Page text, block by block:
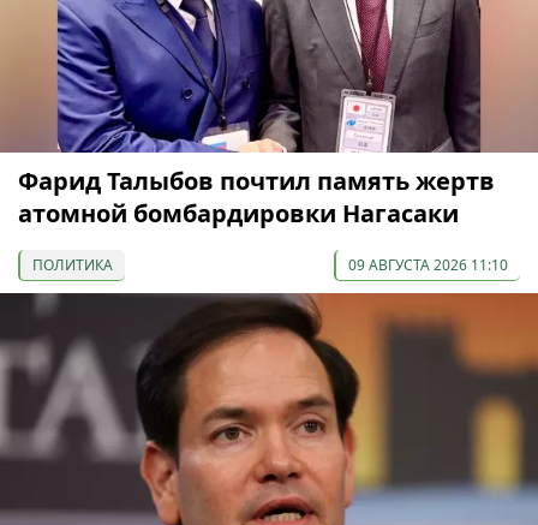
Фарид Талыбов почтил память жертв
атомной бомбардировки Нагасаки
ПОЛИТИКА 09 АВГУСТА 2026 11:10